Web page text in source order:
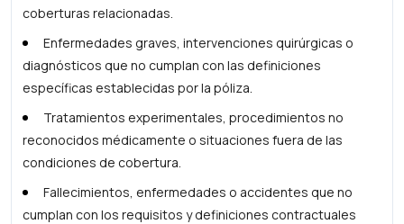
coberturas relacionadas.
Enfermedades graves, intervenciones quirúrgicas o
diagnósticos que no cumplan con las definiciones
específicas establecidas por la póliza.
Tratamientos experimentales, procedimientos no
reconocidos médicamente o situaciones fuera de las
condiciones de cobertura.
Fallecimientos, enfermedades o accidentes que no
cumplan con los requisitos y definiciones contractuales